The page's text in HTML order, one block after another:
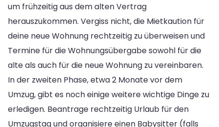
um frühzeitig aus dem alten Vertrag
herauszukommen. Vergiss nicht, die Mietkaution für
deine neue Wohnung rechtzeitig zu überweisen und
Termine für die Wohnungsübergabe sowohl für die
alte als auch für die neue Wohnung zu vereinbaren.
In der zweiten Phase, etwa 2 Monate vor dem
Umzug, gibt es noch einige weitere wichtige Dinge zu
erledigen. Beantrage rechtzeitig Urlaub für den
Umzugstag und organisiere einen Babysitter (falls